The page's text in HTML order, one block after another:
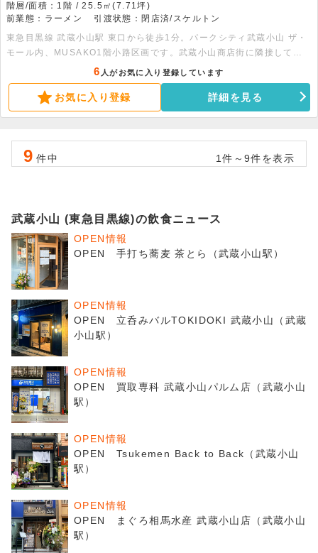
階層/面積：1階 / 25.5㎡(7.71坪)
前業態：ラーメン
引渡状態：閉店済/スケルトン
東急目黒線 武蔵小山駅 東口から徒歩1分。パークシティ武蔵小山 ザ・
モール内、MUSAKO1階小路区画です。武蔵小山商店街に隣接してお
り、ショッピングや生活動線として幅広い年齢層が行き交うエリアに位
置しています。同ビルにはカフェや飲食店が入居しています。重飲食も
可能な物件ですので、お気軽にお問い合わせください。
6 人がお気に入り登録しています
お気に入り登録 詳細を見る
9 件中 1件～9件を表示
武蔵小山 (東急目黒線)の飲食ニュース
OPEN情報
OPEN 手打ち蕎麦 茶とら（武蔵小山駅）
OPEN情報
OPEN 立呑みバルTOKIDOKI 武蔵小山（武蔵
小山駅）
OPEN情報
OPEN 買取専科 武蔵小山パルム店（武蔵小山
駅）
OPEN情報
OPEN Tsukemen Back to Back（武蔵小山
駅）
OPEN情報
OPEN まぐろ相馬水産 武蔵小山店（武蔵小山
駅）